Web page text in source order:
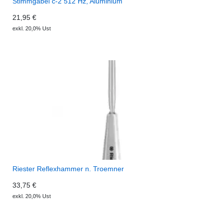
21,95 €
exkl. 20,0% Ust
Riester Reflexhammer n. Troemner
33,75 €
exkl. 20,0% Ust